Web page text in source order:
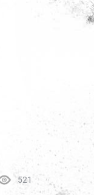
521